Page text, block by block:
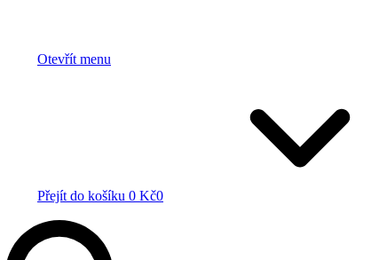
Otevřít menu
Přejít do košíku 0 Kč0